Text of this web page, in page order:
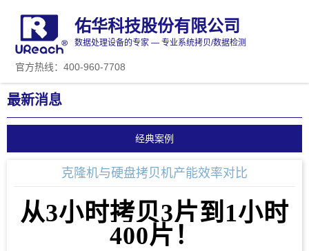
佑华科技股份有限公司
数据处理设备的专家 — 专业系统拷贝/数据检测
官方热线：400-960-7708
最新消息
经典案例
克隆机与硬盘拷贝机产能效率对比
从3小时拷贝3片到1小时
400片 ！